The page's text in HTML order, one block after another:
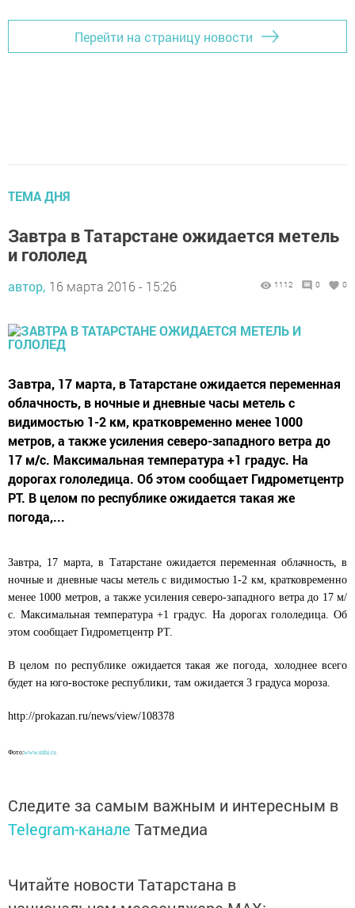
Перейти на страницу новости
ТЕМА ДНЯ
Завтра в Татарстане ожидается метель
и гололед
автор, 16 марта 2016 - 15:26 1112 0 0
Завтра, 17 марта, в Татарстане ожидается переменная
облачность, в ночные и дневные часы метель с
видимостью 1-2 км, кратковременно менее 1000
метров, а также усиления северо-западного ветра до
17 м/с. Максимальная температура +1 градус. На
дорогах гололедица. Об этом сообщает Гидрометцентр
РТ. В целом по республике ожидается такая же
погода,...
Завтра, 17 марта, в Татарстане ожидается переменная облачность, в
ночные и дневные часы метель с видимостью 1-2 км, кратковременно
менее 1000 метров, а также усиления северо-западного ветра до 17 м/
с. Максимальная температура +1 градус. На дорогах гололедица. Об
этом сообщает Гидрометцентр РТ.
В целом по республике ожидается такая же погода, холоднее всего
будет на юго-востоке республики, там ожидается 3 градуса мороза.
http://prokazan.ru/news/view/108378
Фото:www.stihi.ru
Следите за самым важным и интересным в
Telegram-канале Татмедиа
Читайте новости Татарстана в